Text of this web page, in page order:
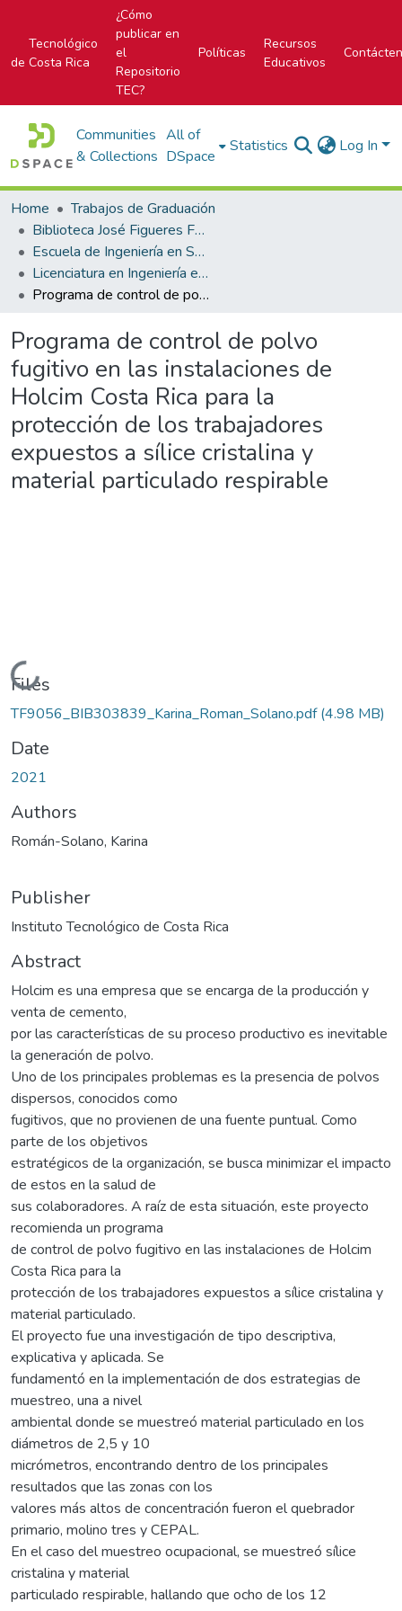
Tecnológico
de Costa Rica
¿Cómo
publicar en
el
Repositorio
TEC?
Políticas
Recursos
Educativos
Communities
& Collections
All of
DSpace
Statistics Log In
Home
Trabajos de Graduación
Biblioteca José Figueres Ferrer
Escuela de Ingeniería en Seguridad Laboral e Higiene Ambiental
Licenciatura en Ingeniería en Seguridad Laboral e Higiene Ambiental
Programa de control de polvo fugitivo en las instalaciones de Holcim Costa Rica para la protección de los trabajadores expuestos a sílice cristalina y material particulado respirable
Programa de control de polvo
fugitivo en las instalaciones de
Holcim Costa Rica para la
protección de los trabajadores
expuestos a sílice cristalina y
material particulado respirable
Loading...
Files
TF9056_BIB303839_Karina_Roman_Solano.pdf(4.98 MB)
Date
2021
Authors
Román-Solano, Karina
Publisher
Instituto Tecnológico de Costa Rica
Abstract
Holcim es una empresa que se encarga de la producción y
venta de cemento,
por las características de su proceso productivo es inevitable
la generación de polvo.
Uno de los principales problemas es la presencia de polvos
dispersos, conocidos como
fugitivos, que no provienen de una fuente puntual. Como
parte de los objetivos
estratégicos de la organización, se busca minimizar el impacto
de estos en la salud de
sus colaboradores. A raíz de esta situación, este proyecto
recomienda un programa
de control de polvo fugitivo en las instalaciones de Holcim
Costa Rica para la
protección de los trabajadores expuestos a sílice cristalina y
material particulado.
El proyecto fue una investigación de tipo descriptiva,
explicativa y aplicada. Se
fundamentó en la implementación de dos estrategias de
muestreo, una a nivel
ambiental donde se muestreó material particulado en los
diámetros de 2,5 y 10
micrómetros, encontrando dentro de los principales
resultados que las zonas con los
valores más altos de concentración fueron el quebrador
primario, molino tres y CEPAL.
En el caso del muestreo ocupacional, se muestreó sílice
cristalina y material
particulado respirable, hallando que ocho de los 12